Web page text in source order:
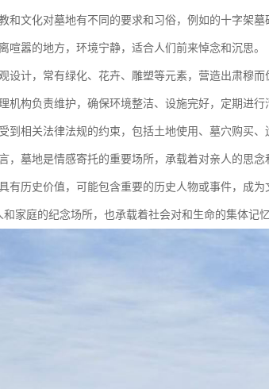
和文化对墓地有不同的要求和习俗，例如的十字架
喧嚣的地方，环境宁静，适合人们前来悼念和沉思。
设计，常有绿化、花卉、雕塑等元素，营造出肃穆而
机构负责维护，确保环境整洁、设施完好，定期进行
到相关法律法规的约束，包括土地使用、墓穴购买
，墓地是情感寄托的重要场所，承载着对亲人的思念
有历史价值，可能包含重要的历史人物或事件，成
家庭的纪念场所，也承载着社会对和生命的集体记